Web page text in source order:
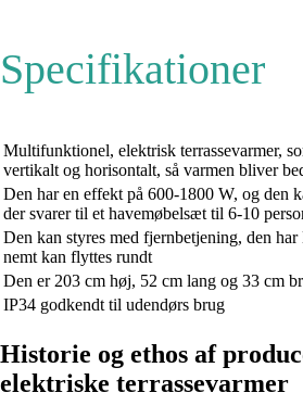
Specifikationer
Multifunktionel, elektrisk terrassevarmer,
vertikalt og horisontalt, så varmen bliver
Den har en effekt på 600-1800 W, og den
der svarer til et havemøbelsæt til 6-10
Den kan styres med fjernbetjening, den
nemt kan flyttes rundt
Den er 203 cm høj, 52 cm lang og 33 cm
IP34 godkendt til udendørs brug
Historie og ethos af
elektriske terrassevarmer